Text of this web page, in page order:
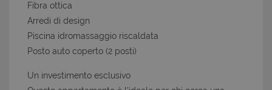
Fibra ottica
Arredi di design
Piscina idromassaggio riscaldata
Posto auto coperto (2 posti)
Un investimento esclusivo